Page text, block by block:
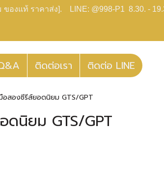
องแท้ ราคาส่ง]. LINE: @998-P1 8.30. -
ติดต่อเรา ติดต่อ LINE
อสองซีรีส์ยอดนิยม GTS/GPT
ดนิยม GTS/GPT